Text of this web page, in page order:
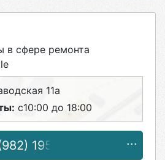
в сфере ремонта
11а
с10:00 до 18:00
195-28-95